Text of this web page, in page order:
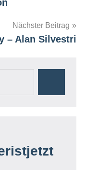
Nächster Beitrag
– Alan Silvestri